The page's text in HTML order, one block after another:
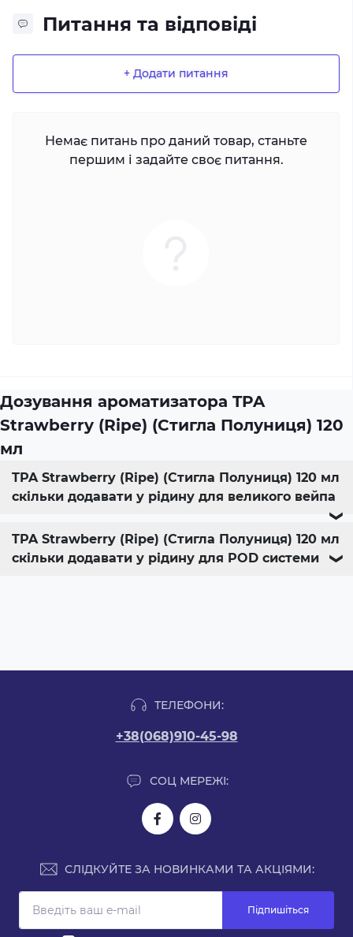
Питання та відповіді
+ Додати питання
Немає питань про даний товар, станьте
першим і задайте своє питання.
Дозування ароматизатора TPA
Strawberry (Ripe) (Стигла Полуниця) 120
мл
TPA Strawberry (Ripe) (Стигла Полуниця) 120 мл
скільки додавати у рідину для великого вейпа
❯
TPA Strawberry (Ripe) (Стигла Полуниця) 120 мл
скільки додавати у рідину для POD системи
❯
ТЕЛЕФОНИ:
+38(068)910-45-98
СОЦ МЕРЕЖІ:
СЛІДКУЙТЕ ЗА НОВИНКАМИ ТА АКЦІЯМИ:
Підпишіться